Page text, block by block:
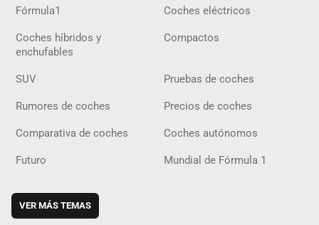
Fórmula1 Coches eléctricos
Coches híbridos y
enchufables
Compactos
SUV Pruebas de coches
Rumores de coches Precios de coches
Comparativa de coches Coches autónomos
Futuro Mundial de Fórmula 1
VER MÁS TEMAS